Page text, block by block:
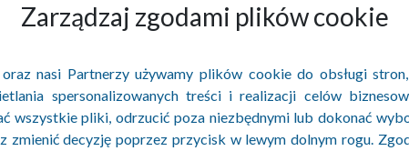
Zarządzaj zgodami plików cookie
oraz nasi Partnerzy używamy plików cookie do obsługi
spersonalizowanych treści i realizacji celów
wszystkie pliki, odrzucić poza niezbędnymi lub dokonać
zmienić decyzję poprzez przycisk w lewym dolnym rogu.
zmian w Polityce Prywatności, o czym
jej opublikowania na stronie internetowej serwisu.